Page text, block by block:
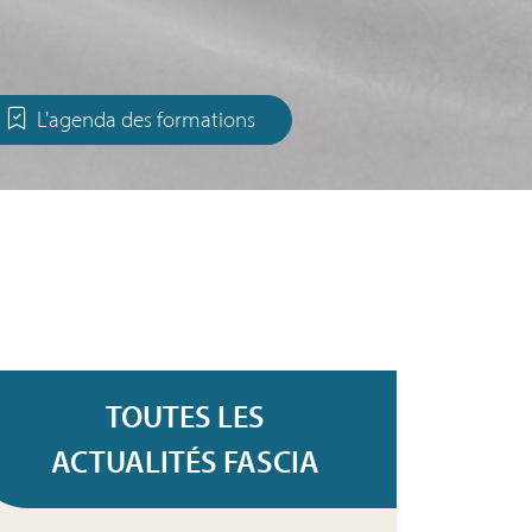
L'agenda des formations
TOUTES LES
ACTUALITÉS FASCIA